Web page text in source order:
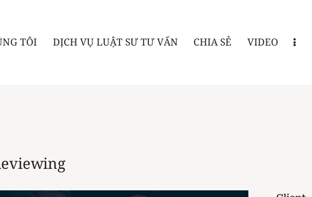
TÔI DỊCH VỤ LUẬT SƯ TƯ VẤN CHIA SẺ VIDEO